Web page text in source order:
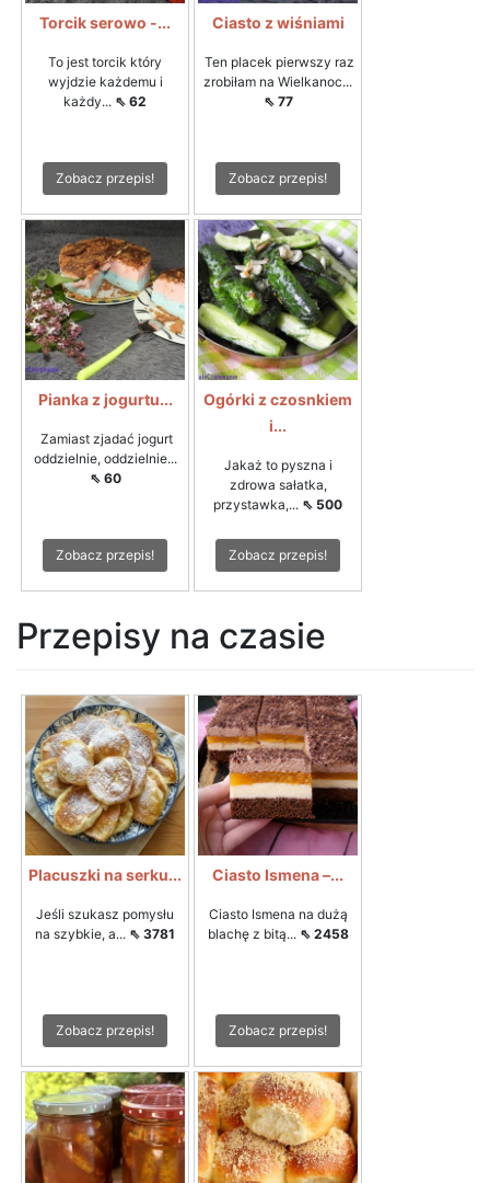
Torcik serowo -...
To jest torcik który
wyjdzie każdemu i
każdy... ⇖ 62
Zobacz przepis!
Ciasto z wiśniami
Ten placek pierwszy raz
zrobiłam na Wielkanoc...
⇖ 77
Zobacz przepis!
Pianka z jogurtu...
Zamiast zjadać jogurt
oddzielnie, oddzielnie...
⇖ 60
Zobacz przepis!
Ogórki z czosnkiem
i...
Jakaż to pyszna i
zdrowa sałatka,
przystawka,... ⇖ 500
Zobacz przepis!
Przepisy na czasie
Placuszki na serku...
Jeśli szukasz pomysłu
na szybkie, a... ⇖ 3781
Zobacz przepis!
Ciasto Ismena –...
Ciasto Ismena na dużą
blachę z bitą... ⇖ 2458
Zobacz przepis!